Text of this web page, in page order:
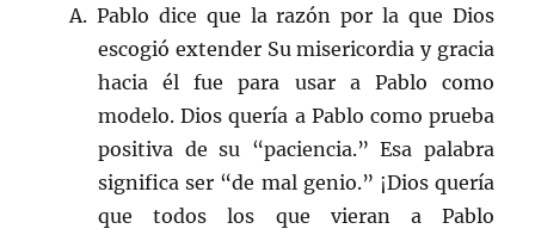
A. Pablo dice que la razón por la que Dios
escogió extender Su misericordia y gracia
hacia él fue para usar a Pablo como
modelo. Dios quería a Pablo como prueba
positiva de su “paciencia.” Esa palabra
significa ser “de mal genio.” ¡Dios quería
que todos los que vieran a Pablo